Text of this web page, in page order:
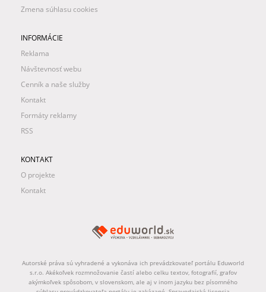
Zmena súhlasu cookies
INFORMÁCIE
Reklama
Návštevnosť webu
Cenník a naše služby
Kontakt
Formáty reklamy
RSS
KONTAKT
O projekte
Kontakt
Autorské práva sú vyhradené a vykonáva ich prevádzkovateľ portálu Eduworld
s.r.o. Akékoľvek rozmnožovanie častí alebo celku textov, fotografií, grafov
akýmkoľvek spôsobom, v slovenskom, ale aj v inom jazyku bez písomného